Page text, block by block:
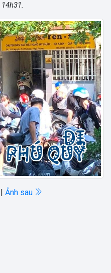
.
Ảnh sau